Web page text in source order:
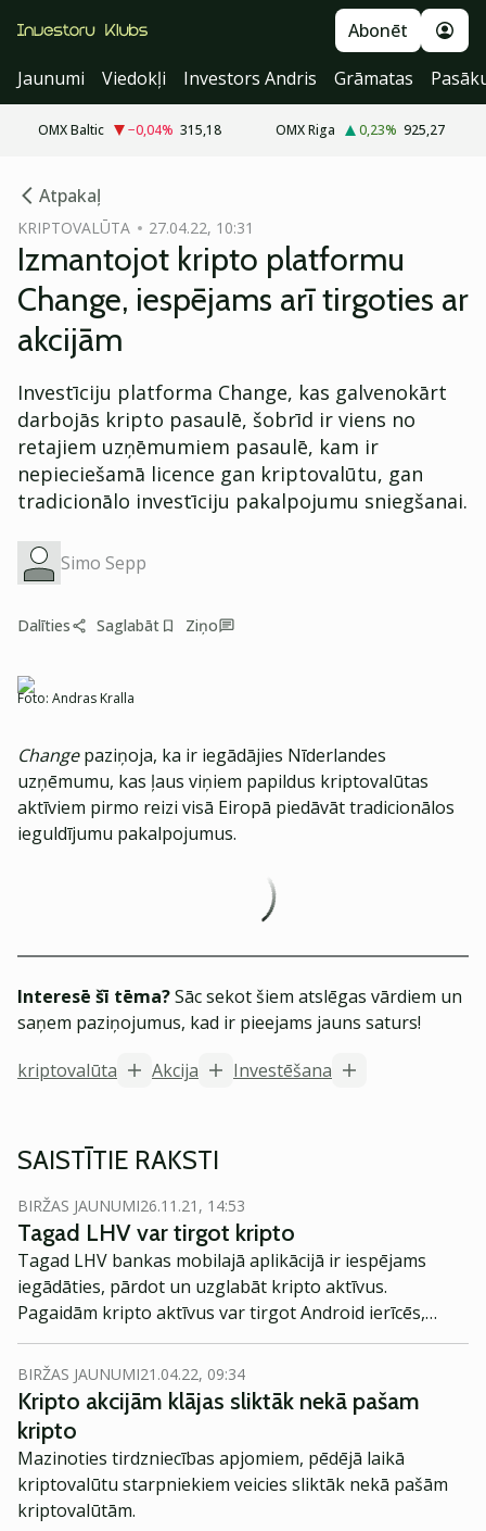
Abonēt
Jaunumi
Viedokļi Investors Andris Grāmatas
OMX Baltic −0,04% 315,18 OMX Riga 0,23% 925,27
Atpakaļ
KRIPTOVALŪTA 27.04.22, 10:31
Izmantojot kripto platformu
Change, iespējams arī tirgoties ar
akcijām
Investīciju platforma Change, kas galvenokārt
darbojās kripto pasaulē, šobrīd ir viens no
retajiem uzņēmumiem pasaulē, kam ir
nepieciešamā licence gan kriptovalūtu, gan
tradicionālo investīciju pakalpojumu sniegšanai.
Simo Sepp
Dalīties Saglabāt Ziņo
Foto: Andras Kralla
Changepaziņoja, ka ir iegādājies Nīderlandes
uzņēmumu, kas ļaus viņiem papildus kriptovalūtas
aktīviem pirmo reizi visā Eiropā piedāvāt tradicionālos
ieguldījumu pakalpojumus.
Interesē šī tēma?Sāc sekot šiem atslēgas vārdiem un
saņem paziņojumus, kad ir pieejams jauns saturs!
kriptovalūta
Akcija Investēšana
SAISTĪTIE RAKSTI
BIRŽAS JAUNUMI26.11.21, 14:53
Tagad LHV var tirgot kripto
Tagad LHV bankas mobilajā aplikācijā ir iespējams
iegādāties, pārdot un uzglabāt kripto aktīvus.
Pagaidām kripto aktīvus var tirgot Android ierīcēs,
Apple lietotājiem joprojām gaidot, kad App Store
apstiprinās LHV lietotnes atjauninājumu, norāda
bankas pārstāvis.
BIRŽAS JAUNUMI21.04.22, 09:34
Kripto akcijām klājas sliktāk nekā pašam
kripto
Mazinoties tirdzniecības apjomiem, pēdējā laikā
kriptovalūtu starpniekiem veicies sliktāk nekā pašām
kriptovalūtām.